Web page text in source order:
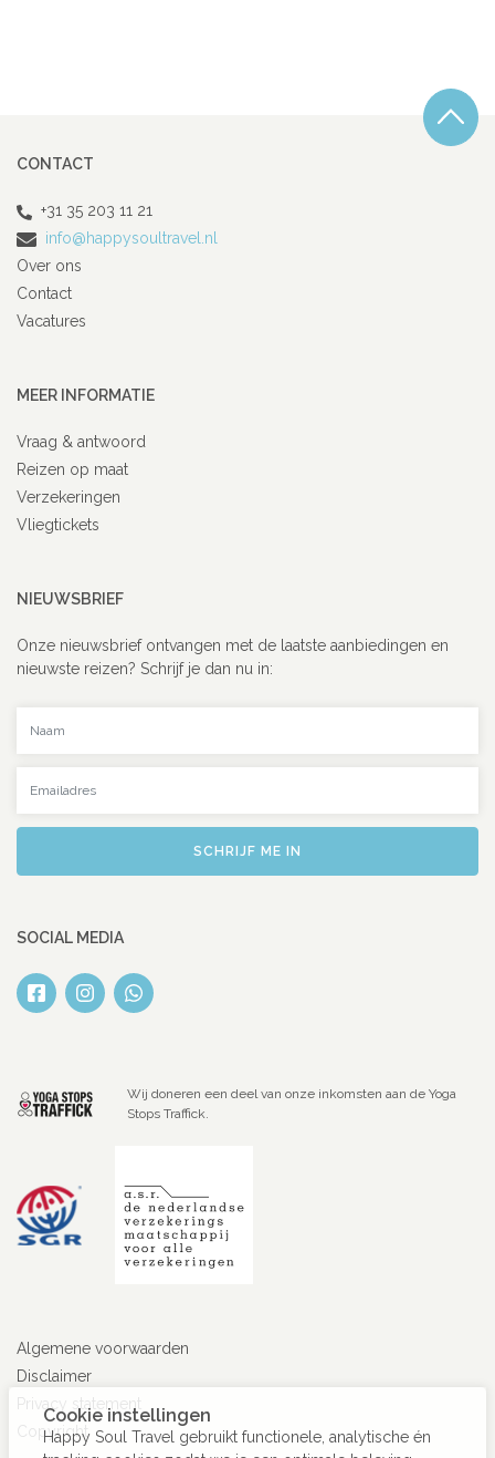
CONTACT
+31 35 203 11 21
info@happysoultravel.nl
Over ons
Contact
Vacatures
MEER INFORMATIE
Vraag & antwoord
Reizen op maat
Verzekeringen
Vliegtickets
NIEUWSBRIEF
Onze nieuwsbrief ontvangen met de laatste aanbiedingen en
nieuwste reizen? Schrijf je dan nu in:
SCHRIJF ME IN
SOCIAL MEDIA
Wij doneren een deel van onze inkomsten aan de Yoga
Stops Traffick.
Algemene voorwaarden
Disclaimer
Privacy statement
Copyright
Cookie instellingen
Happy Soul Travel gebruikt functionele, analytische én